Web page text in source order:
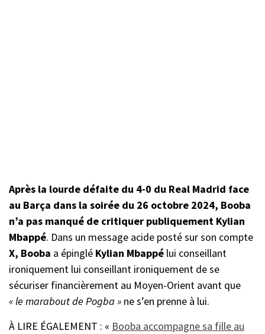
Après la lourde défaite du 4-0 du Real Madrid face
au Barça dans la soirée du 26 octobre 2024, Booba
n’a pas manqué de critiquer publiquement Kylian
Mbappé. Dans un message acide posté sur son compte
X, Booba a épinglé Kylian Mbappé lui conseillant
ironiquement lui conseillant ironiquement de se
sécuriser financièrement au Moyen-Orient avant que
« le marabout de Pogba » ne s’en prenne à lui.
À LIRE ÉGALEMENT : « Booba accompagne sa fille au